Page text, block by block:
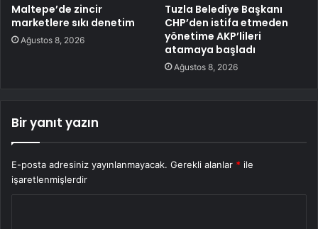
Maltepe’de zincir
marketlere sıkı denetim
Ağustos 8, 2026
Tuzla Belediye Başkanı
CHP’den istifa etmeden
yönetime AKP’lileri
atamaya başladı
Ağustos 8, 2026
Bir yanıt yazın
E-posta adresiniz yayınlanmayacak. Gerekli alanlar * ile
işaretlenmişlerdir